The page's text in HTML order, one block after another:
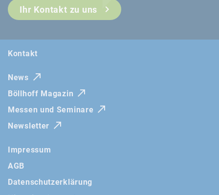
Ihr Kontakt zu uns
Kontakt
News
Böllhoff Magazin
Messen und Seminare
Newsletter
Impressum
AGB
Datenschutzerklärung